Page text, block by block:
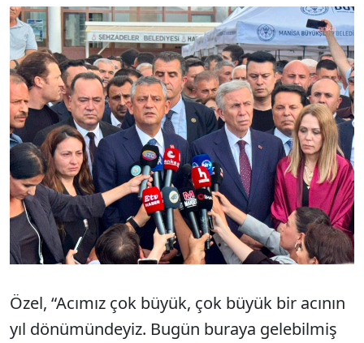
Özel, “Acımız çok büyük, çok büyük bir acının
yıl dönümündeyiz. Bugün buraya gelebilmiş